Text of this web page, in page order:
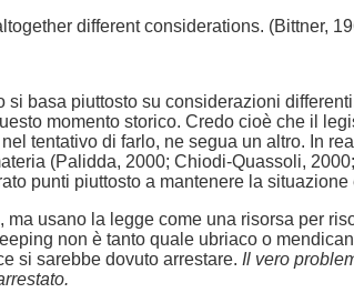
different considerations. (Bittner,
basa piuttosto su considerazioni
momento storico. Credo cioè che il
tentativo di farlo, ne segua un altro. In
(Palidda, 2000; Chiodi-Quassoli,
punti piuttosto a mantenere la
usano la legge come una risorsa per
non è tanto quale ubriaco o
si sarebbe dovuto arrestare. Il vero